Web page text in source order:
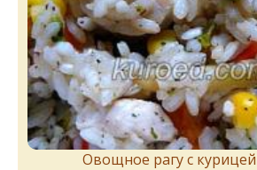
Овощное рагу с